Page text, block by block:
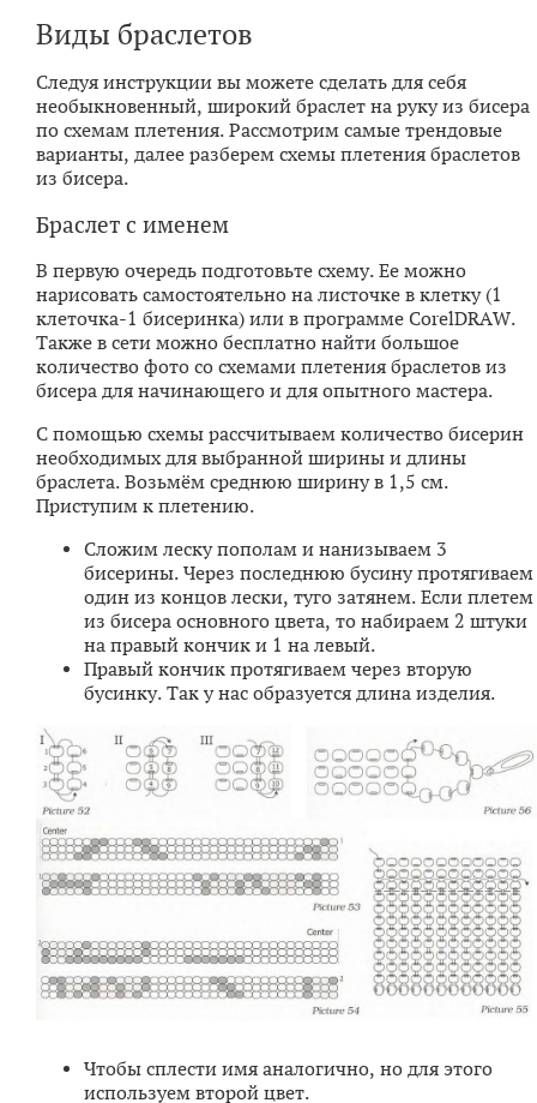
Виды браслетов
Следуя инструкции вы можете сделать для себя
необыкновенный, широкий браслет на руку из бисера
по схемам плетения. Рассмотрим самые трендовые
варианты, далее разберем схемы плетения браслетов
из бисера.
Браслет с именем
В первую очередь подготовьте схему. Ее можно
нарисовать самостоятельно на листочке в клетку (1
клеточка-1 бисеринка) или в программе CorelDRAW.
Также в сети можно бесплатно найти большое
количество фото со схемами плетения браслетов из
бисера для начинающего и для опытного мастера.
С помощью схемы рассчитываем количество бисерин
необходимых для выбранной ширины и длины
браслета. Возьмём среднюю ширину в 1,5 см.
Приступим к плетению.
Сложим леску пополам и нанизываем 3
бисерины. Через последнюю бусину протягиваем
один из концов лески, туго затянем. Если плетем
из бисера основного цвета, то набираем 2 штуки
на правый кончик и 1 на левый.
Правый кончик протягиваем через вторую
бусинку. Так у нас образуется длина изделия.
Чтобы сплести имя аналогично, но для этого
используем второй цвет.